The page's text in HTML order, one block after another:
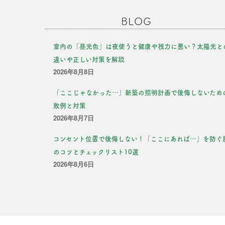
BLOG
室内の「昼光色」は夜使うと健康や視力に悪い？太陽光と
違いや正しい対策を解説
2026年8月8日
「ここじゃなかった…」新築の照明計画で後悔しないため
敗例と対策
2026年8月7日
コンセント位置で後悔しない！「ここにあれば…」を防ぐ
のコツとチェックリスト10選
2026年8月6日